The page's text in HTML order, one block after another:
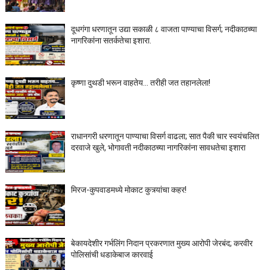
दूधगंगा धरणातून उद्या सकाळी ८ वाजता पाण्याचा विसर्ग; नदीकाठच्या
नागरिकांना सतर्कतेचा इशारा.
कृष्णा दुथडी भरून वाहतेय... तरीही जत तहानलेला!
राधानगरी धरणातून पाण्याचा विसर्ग वाढला; सात पैकी चार स्वयंचलित
दरवाजे खुले, भोगावती नदीकाठच्या नागरिकांना सावधतेचा इशारा
मिरज-कुपवाडमध्ये मोकाट कुत्र्यांचा कहर!
बेकायदेशीर गर्भलिंग निदान प्रकरणात मुख्य आरोपी जेरबंद; करवीर
पोलिसांची धडाकेबाज कारवाई